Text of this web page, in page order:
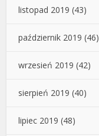
listopad 2019 (43)
październik 2019 (46)
wrzesień 2019 (42)
sierpień 2019 (40)
lipiec 2019 (48)